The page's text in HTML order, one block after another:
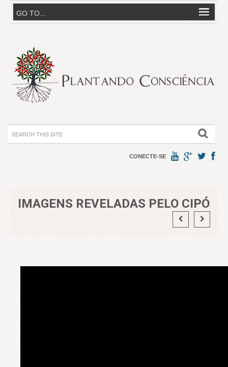
CONECTE-SE
IMAGENS REVELADAS PELO CIPÓ